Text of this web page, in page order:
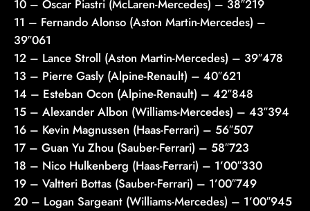
10 – Oscar Piastri (McLaren-Mercedes) – 38″219
11 – Fernando Alonso (Aston Martin-Mercedes) –
39″061
12 – Lance Stroll (Aston Martin-Mercedes) – 39″478
13 – Pierre Gasly (Alpine-Renault) – 40″621
14 – Esteban Ocon (Alpine-Renault) – 42″848
15 – Alexander Albon (Williams-Mercedes) – 43″394
16 – Kevin Magnussen (Haas-Ferrari) – 56″507
17 – Guan Yu Zhou (Sauber-Ferrari) – 58″723
18 – Nico Hulkenberg (Haas-Ferrari) – 1’00″330
19 – Valtteri Bottas (Sauber-Ferrari) – 1’00″749
20 – Logan Sargeant (Williams-Mercedes) – 1’00″945